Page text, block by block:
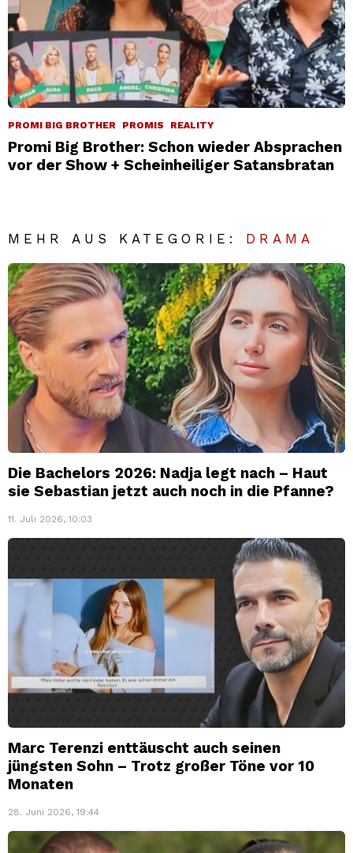
PROMI BIG BROTHER PROMIS REALITY
Promi Big Brother: Schon wieder Absprachen
vor der Show + Scheinheiliger Satansbratan
MEHR AUS KATEGORIE: DRAMA
Die Bachelors 2026: Nadja legt nach – Haut
sie Sebastian jetzt auch noch in die Pfanne?
11. Juli 2026, 10:03
Marc Terenzi enttäuscht auch seinen
jüngsten Sohn – Trotz großer Töne vor 10
Monaten
28. Juni 2026, 19:44